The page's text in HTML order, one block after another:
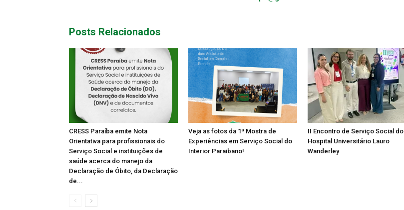
Posts Relacionados
CRESS Paraíba emite Nota
Orientativa para profissionais do
Serviço Social e instituições de
saúde acerca do manejo da
Declaração de Óbito, da Declaração
de...
Veja as fotos da 1ª Mostra de
Experiências em Serviço Social do
Interior Paraibano!
II Encontro de Serviço Social do
Hospital Universitário Lauro
Wanderley